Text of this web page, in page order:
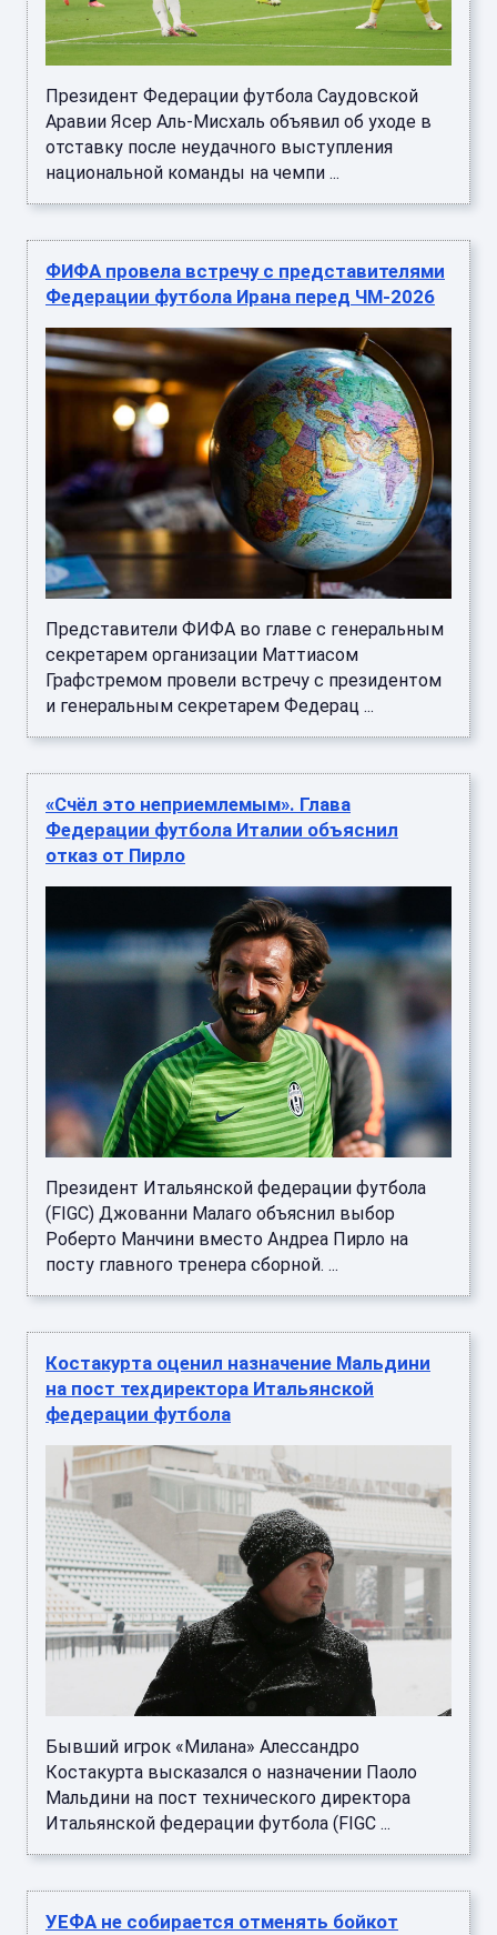
Президент Федерации футбола Саудовской
Аравии Ясер Аль-Мисхаль объявил об уходе в
отставку после неудачного выступления
национальной команды на чемпи ...
ФИФА провела встречу с представителями
Федерации футбола Ирана перед ЧМ-2026
Представители ФИФА во главе с генеральным
секретарем организации Маттиасом
Графстремом провели встречу с президентом
и генеральным секретарем Федерац ...
«Счёл это неприемлемым». Глава
Федерации футбола Италии объяснил
отказ от Пирло
Президент Итальянской федерации футбола
(FIGC) Джованни Малаго объяснил выбор
Роберто Манчини вместо Андреа Пирло на
посту главного тренера сборной. ...
Костакурта оценил назначение Мальдини
на пост техдиректора Итальянской
федерации футбола
Бывший игрок «Милана» Алессандро
Костакурта высказался о назначении Паоло
Мальдини на пост технического директора
Итальянской федерации футбола (FIGC ...
УЕФА не собирается отменять бойкот